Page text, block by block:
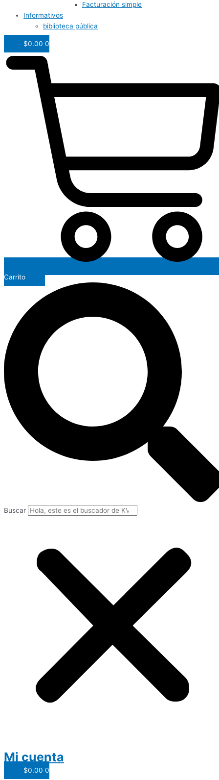
Facturación simple
Informativos
biblioteca pública
$0.00 0
Carrito
Buscar
Mi cuenta
$0.00 0